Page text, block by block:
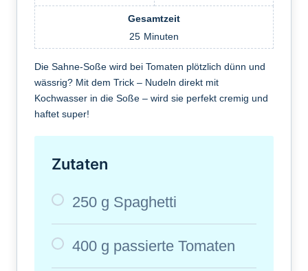
Gesamtzeit
25 Minuten
Die Sahne-Soße wird bei Tomaten plötzlich dünn und
wässrig? Mit dem Trick – Nudeln direkt mit
Kochwasser in die Soße – wird sie perfekt cremig und
haftet super!
Zutaten
250 g Spaghetti
400 g passierte Tomaten